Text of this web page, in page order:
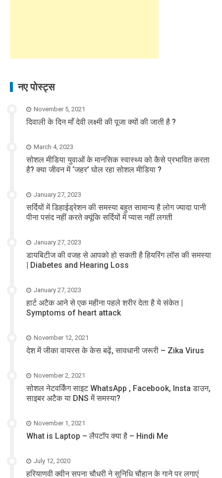
नए पोस्ट्स
November 5, 2021
दिवाली के दिन माँ देवी लक्ष्मी की पूजा क्यों की जाती है ?
March 4, 2023
सोशल मीडिया युवाओं के मानसिक स्वास्थ्य को कैसे प्रभावित करता
है? क्या जीवन में ‘जहर’ घोल रहा सोशल मीडिया ?
January 27, 2023
सर्दियों में डिहाईड्रेशन की समस्या बहुत सामान्य है लोग ज्यादा पानी
पीना पसंद नहीं करते क्यूंकि सर्दियों में प्यास नहीं लगती
January 27, 2023
डायबिटीज की वजह से आपको हो सकती है हियरिंग लॉस की समस्या
| Diabetes and Hearing Loss
January 27, 2023
हार्ट अटैक आने से एक महीना पहले शरीर देता है ये संकेत |
Symptoms of heart attack
November 12, 2021
देश में जीका वायरस के केस बढ़ें, सावधानी जरूरी – Zika Virus
November 2, 2021
सोशल नेटवर्किंग साइट WhatsApp , Facebook, Insta डाउन,
साइबर अटैक या DNS में समस्या?
November 1, 2021
What is Laptop – लैपटॉप क्या है – Hindi Me
July 12, 2020
हरियाणवी क्वीन सपना चौधरी ने सुनिधि चौहान के गाने पर लगाएं